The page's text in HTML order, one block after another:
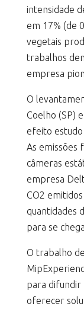
intensidade
em 17% (de
vegetais
trabalhos
empresa
O
Coelho (SP)
efeito estudo
As emissões
câmeras
empresa
CO2
quantidades
para se
O trabalho
para difundir
oferecer